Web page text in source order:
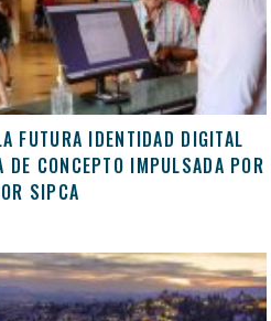
FUTURA IDENTIDAD DIGITAL
DE CONCEPTO IMPULSADA POR
SIPCA